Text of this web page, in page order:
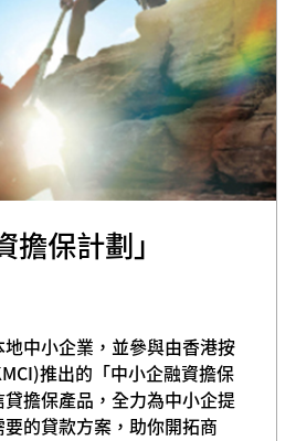
擔保計劃」
中小企業，並參與由香港按
推出的「中小企融資擔保
擔保產品，全力為中小企提
的貸款方案，助你開拓商